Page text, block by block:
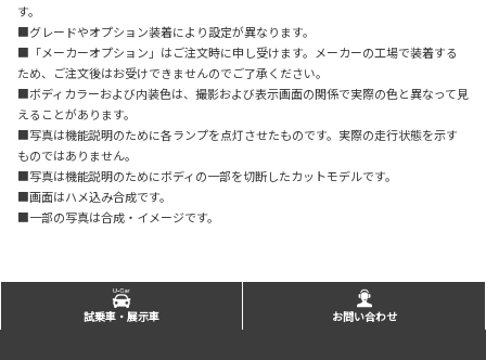
す。
■グレードやオプション装着により設定が異なります。
■「メーカーオプション」はご注文時に申し受けます。メーカーの工場で装着する
ため、ご注文後はお受けできませんのでご了承ください。
■ボディカラーおよび内装色は、撮影および表示画面の関係で実際の色と異なって見
えることがあります。
■写真は機能説明のために各ランプを点灯させたものです。実際の走行状態を示す
ものではありません。
■写真は機能説明のためにボディの一部を切断したカットモデルです。
■画面はハメ込み合成です。
■一部の写真は合成・イメージです。
試乗車・展示車 お問い合わせ